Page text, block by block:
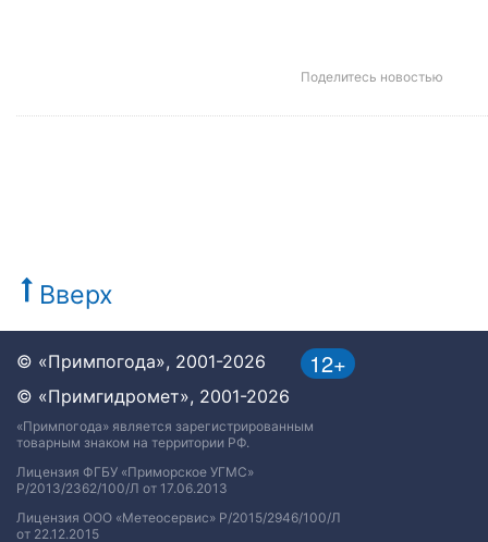
Поделитесь новостью
Вверх
12+
© «Примпогода», 2001-2026
© «Примгидромет», 2001-2026
«Примпогода» является зарегистрированным
товарным знаком на территории РФ.
Лицензия ФГБУ «Приморское УГМС»
Р/2013/2362/100/Л от 17.06.2013
Лицензия ООО «Метеосервис» Р/2015/2946/100/Л
от 22.12.2015